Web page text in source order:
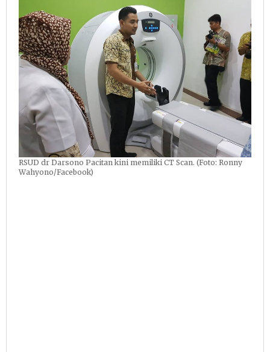
RSUD dr Darsono Pacitan kini memiliki CT Scan. (Foto: Ronny
Wahyono/Facebook)